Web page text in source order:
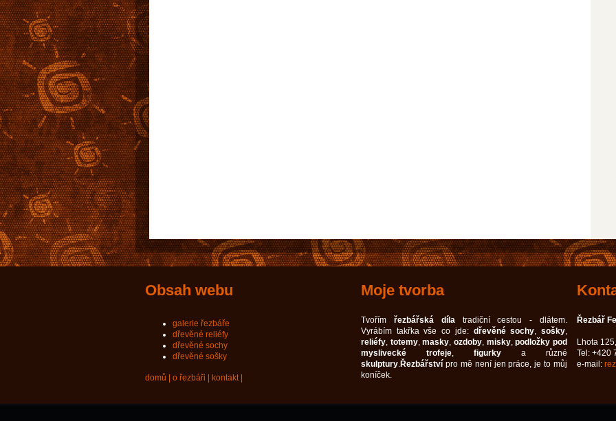
Obsah webu
galerie řezbáře
dřevěné reliéfy
dřevěné sochy
dřevěné sošky
domů o řezbáři kontakt|
Moje tvorba
Tvořím řezbářská dílatradiční cestou - dlátem.
Vyrábím takřka vše co jde: dřevěné sochy,sošky,
reliéfy, totemy,masky,ozdoby, misky,podložky pod
myslivecké trofeje, figurky a různé
skulptury.Řezbářství pro mě není jen práce, je to můj
koníček.
Řezbář
Lhota
Tel: +420
e-mail: